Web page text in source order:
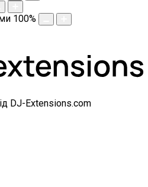
100%
DJ-Extensions.com